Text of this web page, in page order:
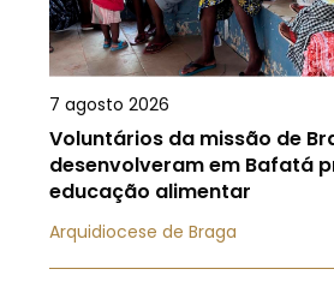
7 agosto 2026
Voluntários da missão de
desenvolveram em Bafatá
educação alimentar
Arquidiocese de Braga